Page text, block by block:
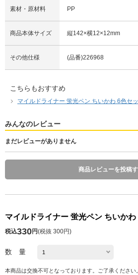
素材・原材料 PP
商品本体サイズ 縦142×横12×12mm
その他仕様 (品番)226968
こちらもおすすめ
マイルドライナー 蛍光ペン ちいかわ 6色セ
みんなのレビュー
まだレビューがありません
商品レビューを投稿
マイルドライナー 蛍光ペン ちいか
税込330円(税抜 300円)
数 量
本商品は交換不可となっております。ご了承ください。